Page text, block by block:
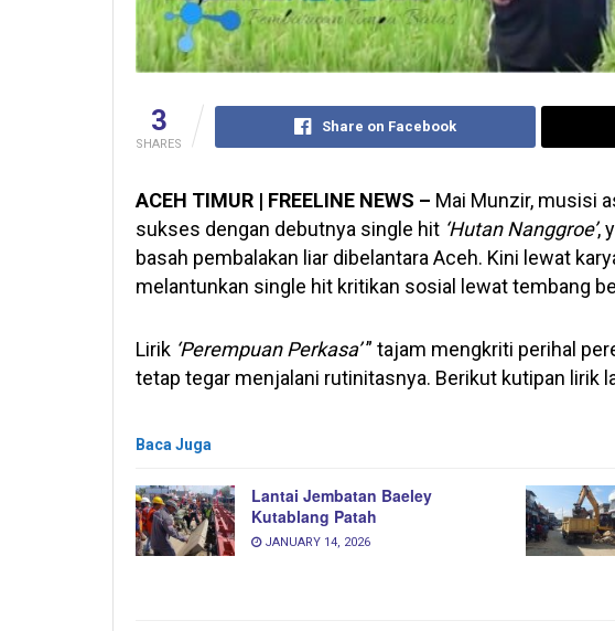
3
SHARES
Share on Facebook
ACEH TIMUR | FREELINE NEWS – Mai Munzir, musisi
sukses dengan debutnya single hit ‘Hutan Nanggroe’,
basah pembalakan liar dibelantara Aceh. Kini lewat
melantunkan single hit kritikan sosial lewat tembang
Lirik ‘Perempuan Perkasa’” tajam mengkriti perihal
tetap tegar menjalani rutinitasnya. Berikut kutipan lirik
Baca Juga
Lantai Jembatan Baeley
Kutablang Patah
JANUARY 14, 2026